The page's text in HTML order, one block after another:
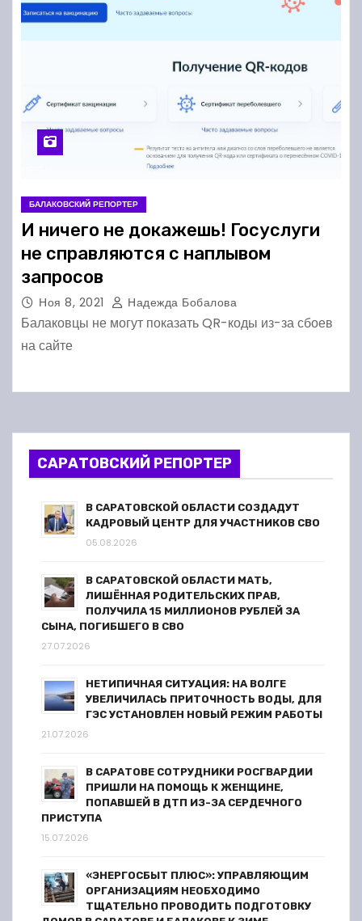
БАЛАКОВСКИЙ РЕПОРТЕР
И ничего не докажешь! Госуслуги
не справляются с наплывом
запросов
Ноя 8, 2021 Надежда Бобалова
Балаковцы не могут показать QR-коды из-за сбоев
на сайте
САРАТОВСКИЙ РЕПОРТЕР
В САРАТОВСКОЙ ОБЛАСТИ СОЗДАДУТ
КАДРОВЫЙ ЦЕНТР ДЛЯ УЧАСТНИКОВ СВО
05.08.2026
В САРАТОВСКОЙ ОБЛАСТИ МАТЬ,
ЛИШЁННАЯ РОДИТЕЛЬСКИХ ПРАВ,
ПОЛУЧИЛА 15 МИЛЛИОНОВ РУБЛЕЙ ЗА
СЫНА, ПОГИБШЕГО В СВО
27.07.2026
НЕТИПИЧНАЯ СИТУАЦИЯ: НА ВОЛГЕ
УВЕЛИЧИЛАСЬ ПРИТОЧНОСТЬ ВОДЫ, ДЛЯ
ГЭС УСТАНОВЛЕН НОВЫЙ РЕЖИМ РАБОТЫ
21.07.2026
В САРАТОВЕ СОТРУДНИКИ РОСГВАРДИИ
ПРИШЛИ НА ПОМОЩЬ К ЖЕНЩИНЕ,
ПОПАВШЕЙ В ДТП ИЗ-ЗА СЕРДЕЧНОГО
ПРИСТУПА
15.07.2026
«ЭНЕРГОСБЫТ ПЛЮС»: УПРАВЛЯЮЩИМ
ОРГАНИЗАЦИЯМ НЕОБХОДИМО
ТЩАТЕЛЬНО ПРОВОДИТЬ ПОДГОТОВКУ